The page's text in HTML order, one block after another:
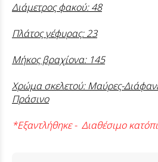
Διάμετρος φακού: 48
Πλάτος γέφυρας: 23
Μήκος βραχίονα: 145
Χρώμα σκελετού: Μαύρες-
Πράσινο
*Εξαντλήθηκε - Διαθέσιμο